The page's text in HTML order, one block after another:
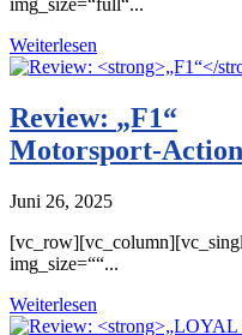
img_size=“full“...
Weiterlesen
Review: „F1“
Motorsport-Action
Juni 26, 2025
img_size=““...
Weiterlesen